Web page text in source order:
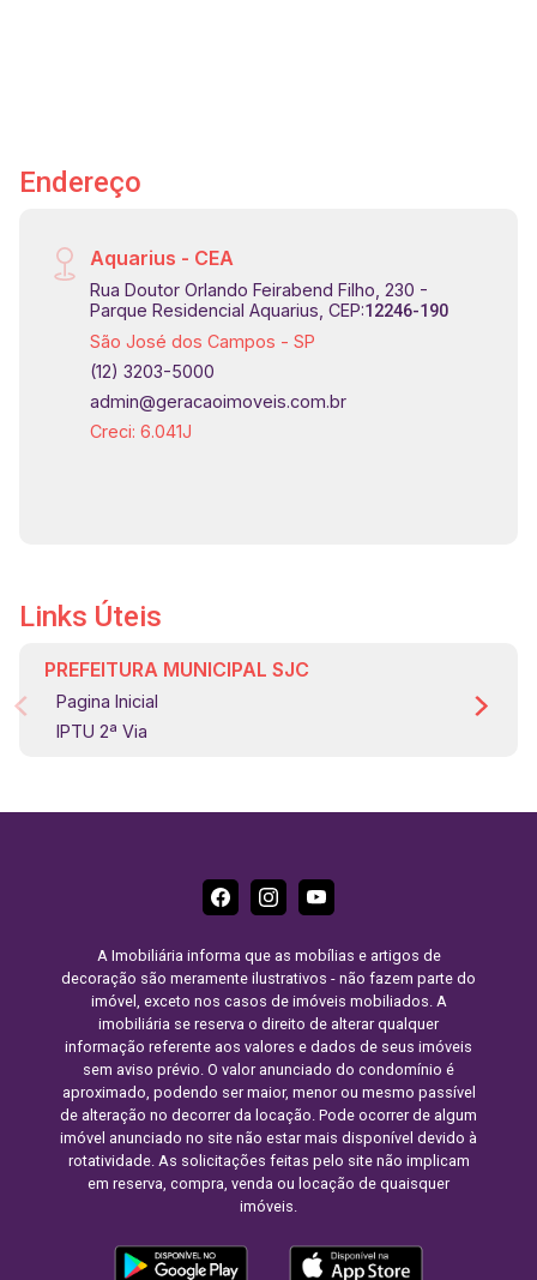
Endereço
Aquarius - CEA
Rua Doutor Orlando Feirabend Filho, 230 -
Parque Residencial Aquarius, CEP:12246-190
São José dos Campos - SP
(12) 3203-5000
admin@geracaoimoveis.com.br
Creci: 6.041J
Links Úteis
PREFEITURA MUNICIPAL SJC
Pagina Inicial
IPTU 2ª Via
A Imobiliária informa que as mobílias e artigos de
decoração são meramente ilustrativos - não fazem parte do
imóvel, exceto nos casos de imóveis mobiliados. A
imobiliária se reserva o direito de alterar qualquer
informação referente aos valores e dados de seus imóveis
sem aviso prévio. O valor anunciado do condomínio é
aproximado, podendo ser maior, menor ou mesmo passível
de alteração no decorrer da locação. Pode ocorrer de algum
imóvel anunciado no site não estar mais disponível devido à
rotatividade. As solicitações feitas pelo site não implicam
em reserva, compra, venda ou locação de quaisquer
imóveis.